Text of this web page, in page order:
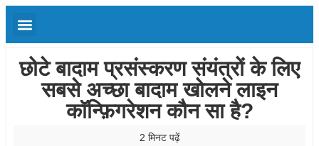
छोटे बादाम प्रसंस्करण संयंत्रों के लिए
सबसे अच्छा बादाम खोलने लाइन
कॉन्फ़िगरेशन कौन सा है?
2 मिनट पढ़ें